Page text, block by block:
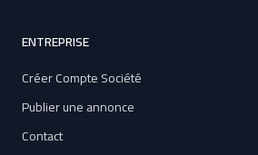
ENTREPRISE
Créer Compte Société
Publier une annonce
Contact